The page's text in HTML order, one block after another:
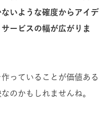
いような確度からアイデ
ービスの幅が広がりま
っていることが価値ある
のかもしれませんね。